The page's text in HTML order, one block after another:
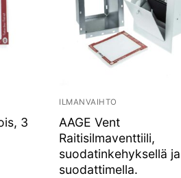
3
ILMANVAIHTO
AAGE Vent
Raitisilmaventtiili,
suodatinkehyksellä ja
suodattimella.